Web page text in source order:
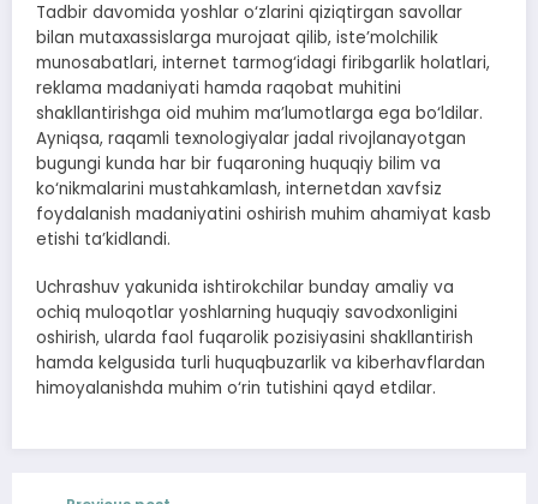
Tadbir davomida yoshlar o‘zlarini qiziqtirgan savollar
bilan mutaxassislarga murojaat qilib, iste’molchilik
munosabatlari, internet tarmog‘idagi firibgarlik holatlari,
reklama madaniyati hamda raqobat muhitini
shakllantirishga oid muhim ma’lumotlarga ega bo‘ldilar.
Ayniqsa, raqamli texnologiyalar jadal rivojlanayotgan
bugungi kunda har bir fuqaroning huquqiy bilim va
ko‘nikmalarini mustahkamlash, internetdan xavfsiz
foydalanish madaniyatini oshirish muhim ahamiyat kasb
etishi ta’kidlandi.
Uchrashuv yakunida ishtirokchilar bunday amaliy va
ochiq muloqotlar yoshlarning huquqiy savodxonligini
oshirish, ularda faol fuqarolik pozisiyasini shakllantirish
hamda kelgusida turli huquqbuzarlik va kiberhavflardan
himoyalanishda muhim o‘rin tutishini qayd etdilar.